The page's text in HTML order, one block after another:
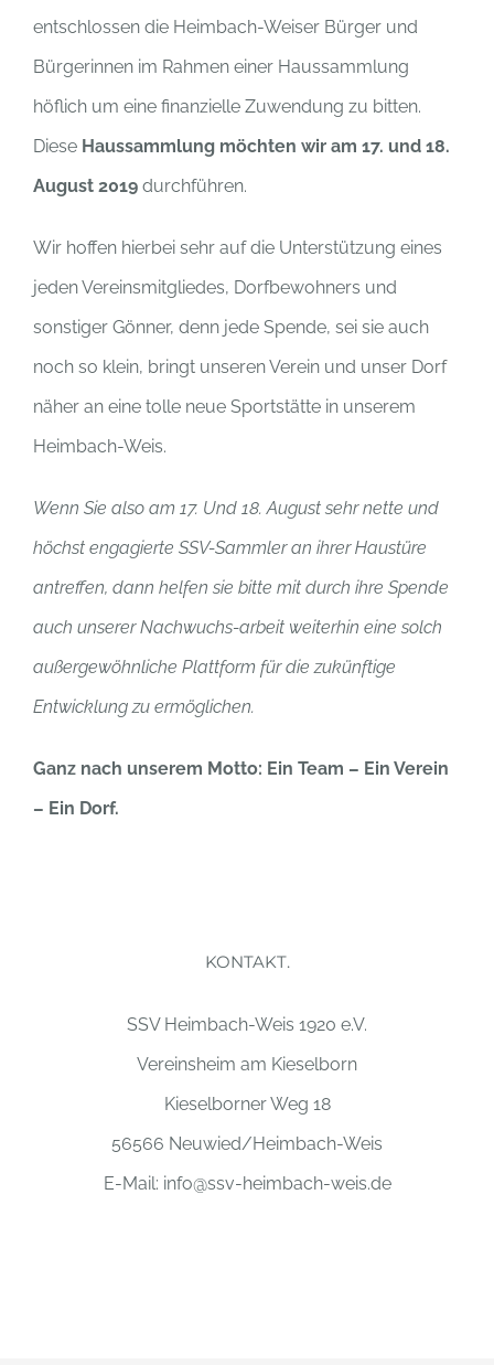
entschlossen die Heimbach-Weiser Bürger und
Bürgerinnen im Rahmen einer Haussammlung
höflich um eine finanzielle Zuwendung zu bitten.
Diese Haussammlung möchten wir am 17. und 18.
August 2019 durchführen.
Wir hoffen hierbei sehr auf die Unterstützung eines
jeden Vereinsmitgliedes, Dorfbewohners und
sonstiger Gönner, denn jede Spende, sei sie auch
noch so klein, bringt unseren Verein und unser Dorf
näher an eine tolle neue Sportstätte in unserem
Heimbach-Weis.
Wenn Sie also am 17. Und 18. August sehr nette und
höchst engagierte SSV-Sammler an ihrer Haustüre
antreffen, dann helfen sie bitte mit durch ihre Spende
auch unserer Nachwuchs-arbeit weiterhin eine solch
außergewöhnliche Plattform für die zukünftige
Entwicklung zu ermöglichen.
Ganz nach unserem Motto: Ein Team – Ein Verein
– Ein Dorf.
KONTAKT.
SSV Heimbach-Weis 1920 e.V.
Vereinsheim am Kieselborn
Kieselborner Weg 18
56566 Neuwied/Heimbach-Weis
E-Mail: info@ssv-heimbach-weis.de